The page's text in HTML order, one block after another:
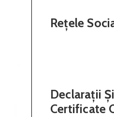
Rețele
Declarații
Certificate